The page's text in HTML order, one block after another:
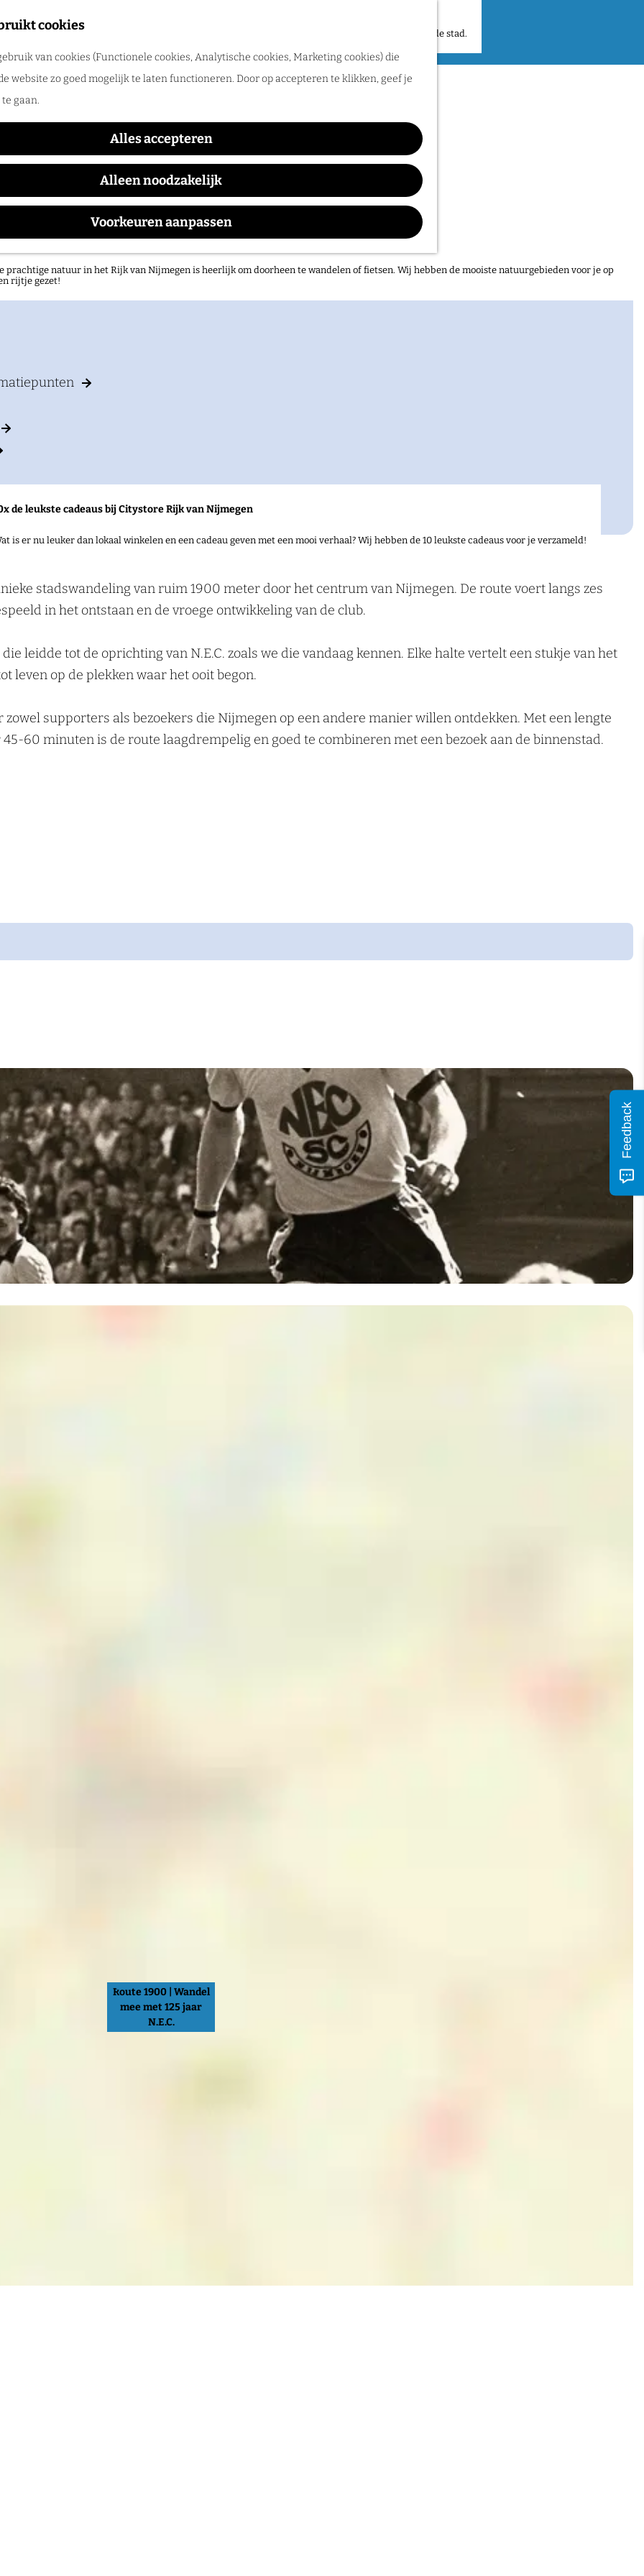
cookies
van cookies (Functionele cookies, Analytische cookies, Marketing cookies) die
website zo goed mogelijk te laten functioneren. Door op accepteren te klikken, geef je
gaan.
Alles accepteren
Alleen noodzakelijk
Voorkeuren aanpassen
Nijmegen samen met een gids. Ga samen op pad en ontdek verborgen plekken en verhalen in de stad.
in het Rijk van Nijmegen
prachtige natuur in het Rijk van Nijmegen is heerlijk om doorheen te wandelen of fietsen. Wij hebben de mooiste natuurgebieden voor je op
rijtje gezet!
de leukste cadeaus bij Citystore Rijk van Nijmegen
is er nu leuker dan lokaal winkelen en een cadeau geven met een mooi verhaal? Wij hebben de 10 leukste cadeaus voor je verzameld!
| Wandel mee met 125 jaar N.E.C.
Waar:
Nijmegen
Wanneer:
t/m 14 september
stadswandeling van ruim 1900 meter door het centrum van Nijmegen. De route voert langs zes
in het ontstaan en de vroege ontwikkeling van de club.
leidde tot de oprichting van N.E.C. zoals we die vandaag kennen. Elke halte vertelt een stukje van het
leven op de plekken waar het ooit begon.
supporters als bezoekers die Nijmegen op een andere manier willen ontdekken. Met een lengte
60 minuten is de route laagdrempelig en goed te combineren met een bezoek aan de binnenstad.
Route 1900 | Wandel
mee met 125 jaar
N.E.C.
Feedback